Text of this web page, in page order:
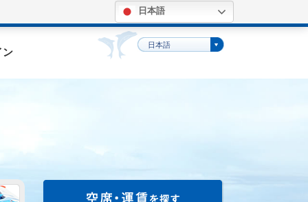
日本語
ン
日本語